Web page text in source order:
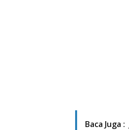
Baca Juga :